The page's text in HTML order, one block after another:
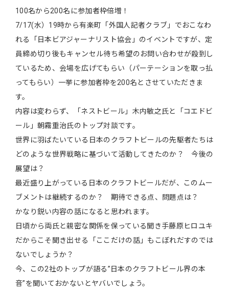
100名から200名に参加者枠倍増！
7/17(水）19時から有楽町「外国人記者クラブ」でおこなわ
れる「日本ビアジャーナリスト協会」のイベントですが、定
員締め切り後もキャンセル待ち希望のお問い合わせが殺到し
ているため、会場を広げてもらい（パーテーションを取っ払
ってもらい）一挙に参加者枠を200名とさせていただきま
す。
内容は変わらず、「ネストビール」木内敏之氏と「コエドビ
ール」朝霧重治氏のトップ対談です。
世界に羽ばたいている日本のクラフトビールの先駆者たちは
どのような世界戦略に基づいて活動してきたのか？ 今後の
展望は？
最近盛り上がっている日本のクラフトビールだが、このムー
ブメントは継続するのか？ 期待できる点、問題点は？
かなり鋭い内容の話になると思われます。
日頃から両氏と親密な関係を保っている聞き手藤原ヒロユキ
だからこそ聞き出せる「ここだけの話」もこぼれだすのでは
ないでしょうか？
今、この2社のトップが語る”日本のクラフトビール界の本
音”を聞いておかないとヤバいでしょう。